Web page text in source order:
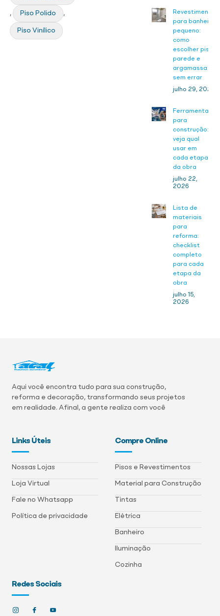
Revestimento
para banheiro
pequeno:
como
escolher piso,
parede e
argamassa
sem errar
julho 29, 2026
Ferramentas
para
construção:
veja qual
usar em
cada etapa
da obra
julho 22,
2026
Lista de
materiais
para
reforma:
checklist
completo
para cada
etapa da
obra
julho 15,
2026
, Piso Polido ,
Piso Vinílico
Aqui você encontra tudo para sua construção,
reforma e decoração, transformando seus projetos
em realidade. Afinal, a gente realiza com você
Links Úteis
Nossas Lojas
Loja Virtual
Fale no Whatsapp
Política de privacidade
Compre Online
Pisos e Revestimentos
Material para Construção
Tintas
Elétrica
Banheiro
Iluminação
Cozinha
Redes Sociais